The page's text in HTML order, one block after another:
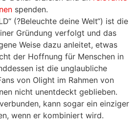
spenden.
(?Beleuchte deine Welt“) ist die
Gründung verfolgt und das
Weise dazu anleitet, etwas
der Hoffnung für Menschen in
ist die unglaubliche
von Olight im Rahmen von
nicht unentdeckt geblieben.
kann sogar ein einziger
wenn er kombiniert wird.